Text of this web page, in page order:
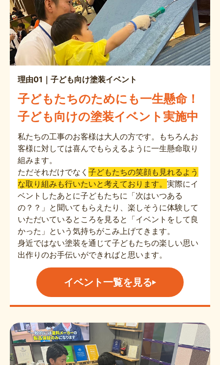
理由01｜子ども向け塗装イベント
子どもたちのためにも一生懸命！
子ども向けの塗装イベント実施中
私たちの工事のお客様は大人の方です。もちろんお
客様に対しては喜んでもらえるように一生懸命取り
組みます。
ただそれだけでなく 子どもたちの笑顔も見れるよう
な取り組みも行いたいと考えております。 実際にイ
ベントしたあとに子どもたちに「次はいつある
の？？」と聞いてもらえたり、楽しそうに体験して
いただいているところを見ると「イベントをして良
かった」という気持ちがこみ上げてきます。
身近ではない塗装を通じて子どもたちの楽しい思い
出作りのお手伝いができればと思います。
イベント一覧を見る